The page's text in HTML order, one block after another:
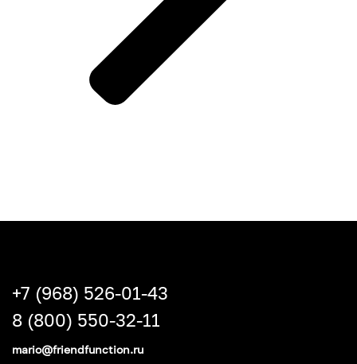
+7 (968) 526-01-43
8 (800) 550-32-11
mario@friendfunction.ru